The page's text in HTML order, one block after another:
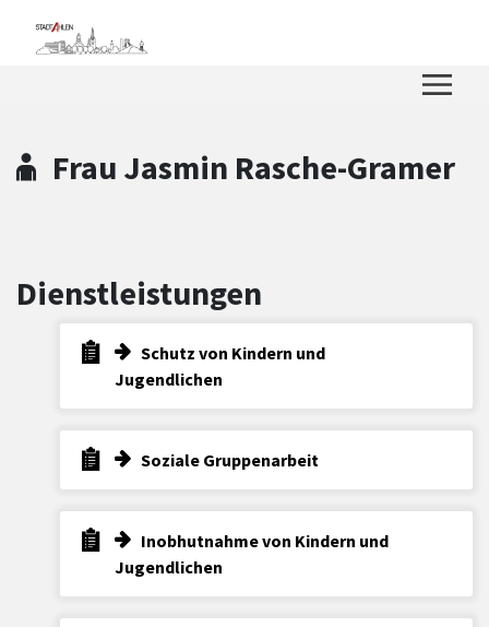
Zum Header
Zum Hauptinhalt
Zum Footer
Zum Hauptinhalt springen
Frau Jasmin Rasche-Gramer
Dienstleistungen
Schutz von Kindern und
Jugendlichen
Soziale Gruppenarbeit
Inobhutnahme von Kindern und
Jugendlichen